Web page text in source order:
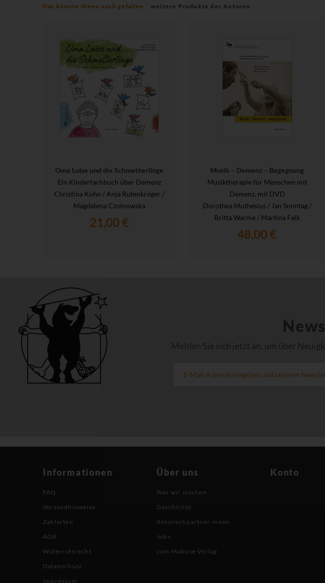
Das könnte Ihnen auch gefallen weitere Produkte der Autoren
Oma Luise und die Schmetterlinge
Ein Kinderfachbuch über Demenz
Christina Kuhn / Anja Rutenkröger /
Magdalena Czolnowska
21,00 €
Musik – Demenz – Begegnung
Musiktherapie für Menschen mit
Demenz, mit DVD
Dorothea Muthesius / Jan Sonntag /
Britta Warme / Martina Falk
48,00 €
Melden Sie sich jetzt an, um über
Informationen
FAQ
Versandhinweise
Zahlarten
AGB
Widerrufsrecht
Datenschutz
Impressum
Über uns
Was wir machen
Geschichte
Ansprechpartner:innen
Jobs
zum Mabuse-Verlag
Konto